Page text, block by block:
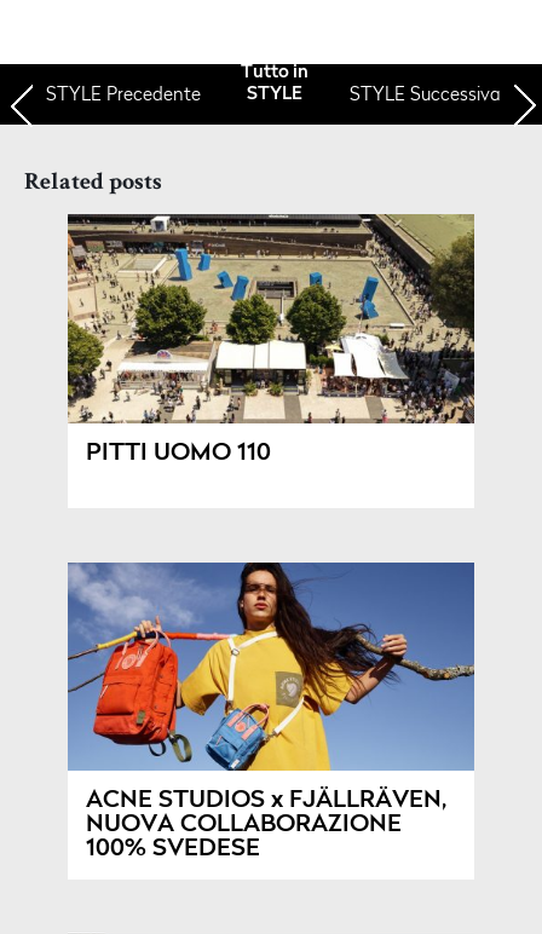
STYLE Precedente
Tutto in
STYLE
STYLE Successiva
Related posts
PITTI UOMO 110
ACNE STUDIOS x FJÄLLRÄVEN,
NUOVA COLLABORAZIONE
100% SVEDESE